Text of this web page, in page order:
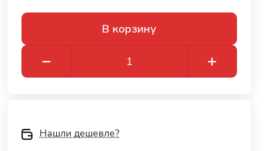
В корзину
Нашли дешевле?